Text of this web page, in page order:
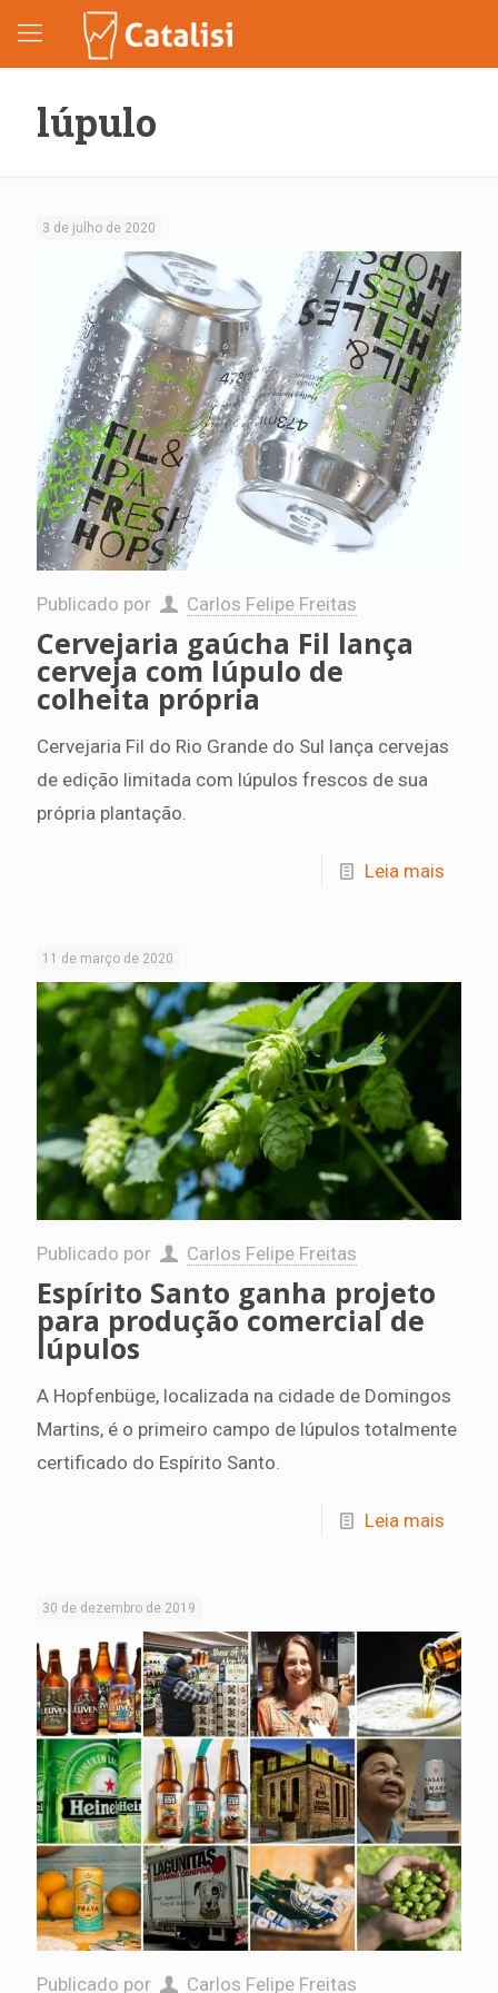
lúpulo
3 de julho de 2020
Publicado por Carlos Felipe Freitas
Cervejaria gaúcha Fil lança
cerveja com lúpulo de
colheita própria
Cervejaria Fil do Rio Grande do Sul lança cervejas
de edição limitada com lúpulos frescos de sua
própria plantação.
Leia mais
11 de março de 2020
Publicado por Carlos Felipe Freitas
Espírito Santo ganha projeto
para produção comercial de
lúpulos
A Hopfenbüge, localizada na cidade de Domingos
Martins, é o primeiro campo de lúpulos totalmente
certificado do Espírito Santo.
Leia mais
30 de dezembro de 2019
Publicado por Carlos Felipe Freitas